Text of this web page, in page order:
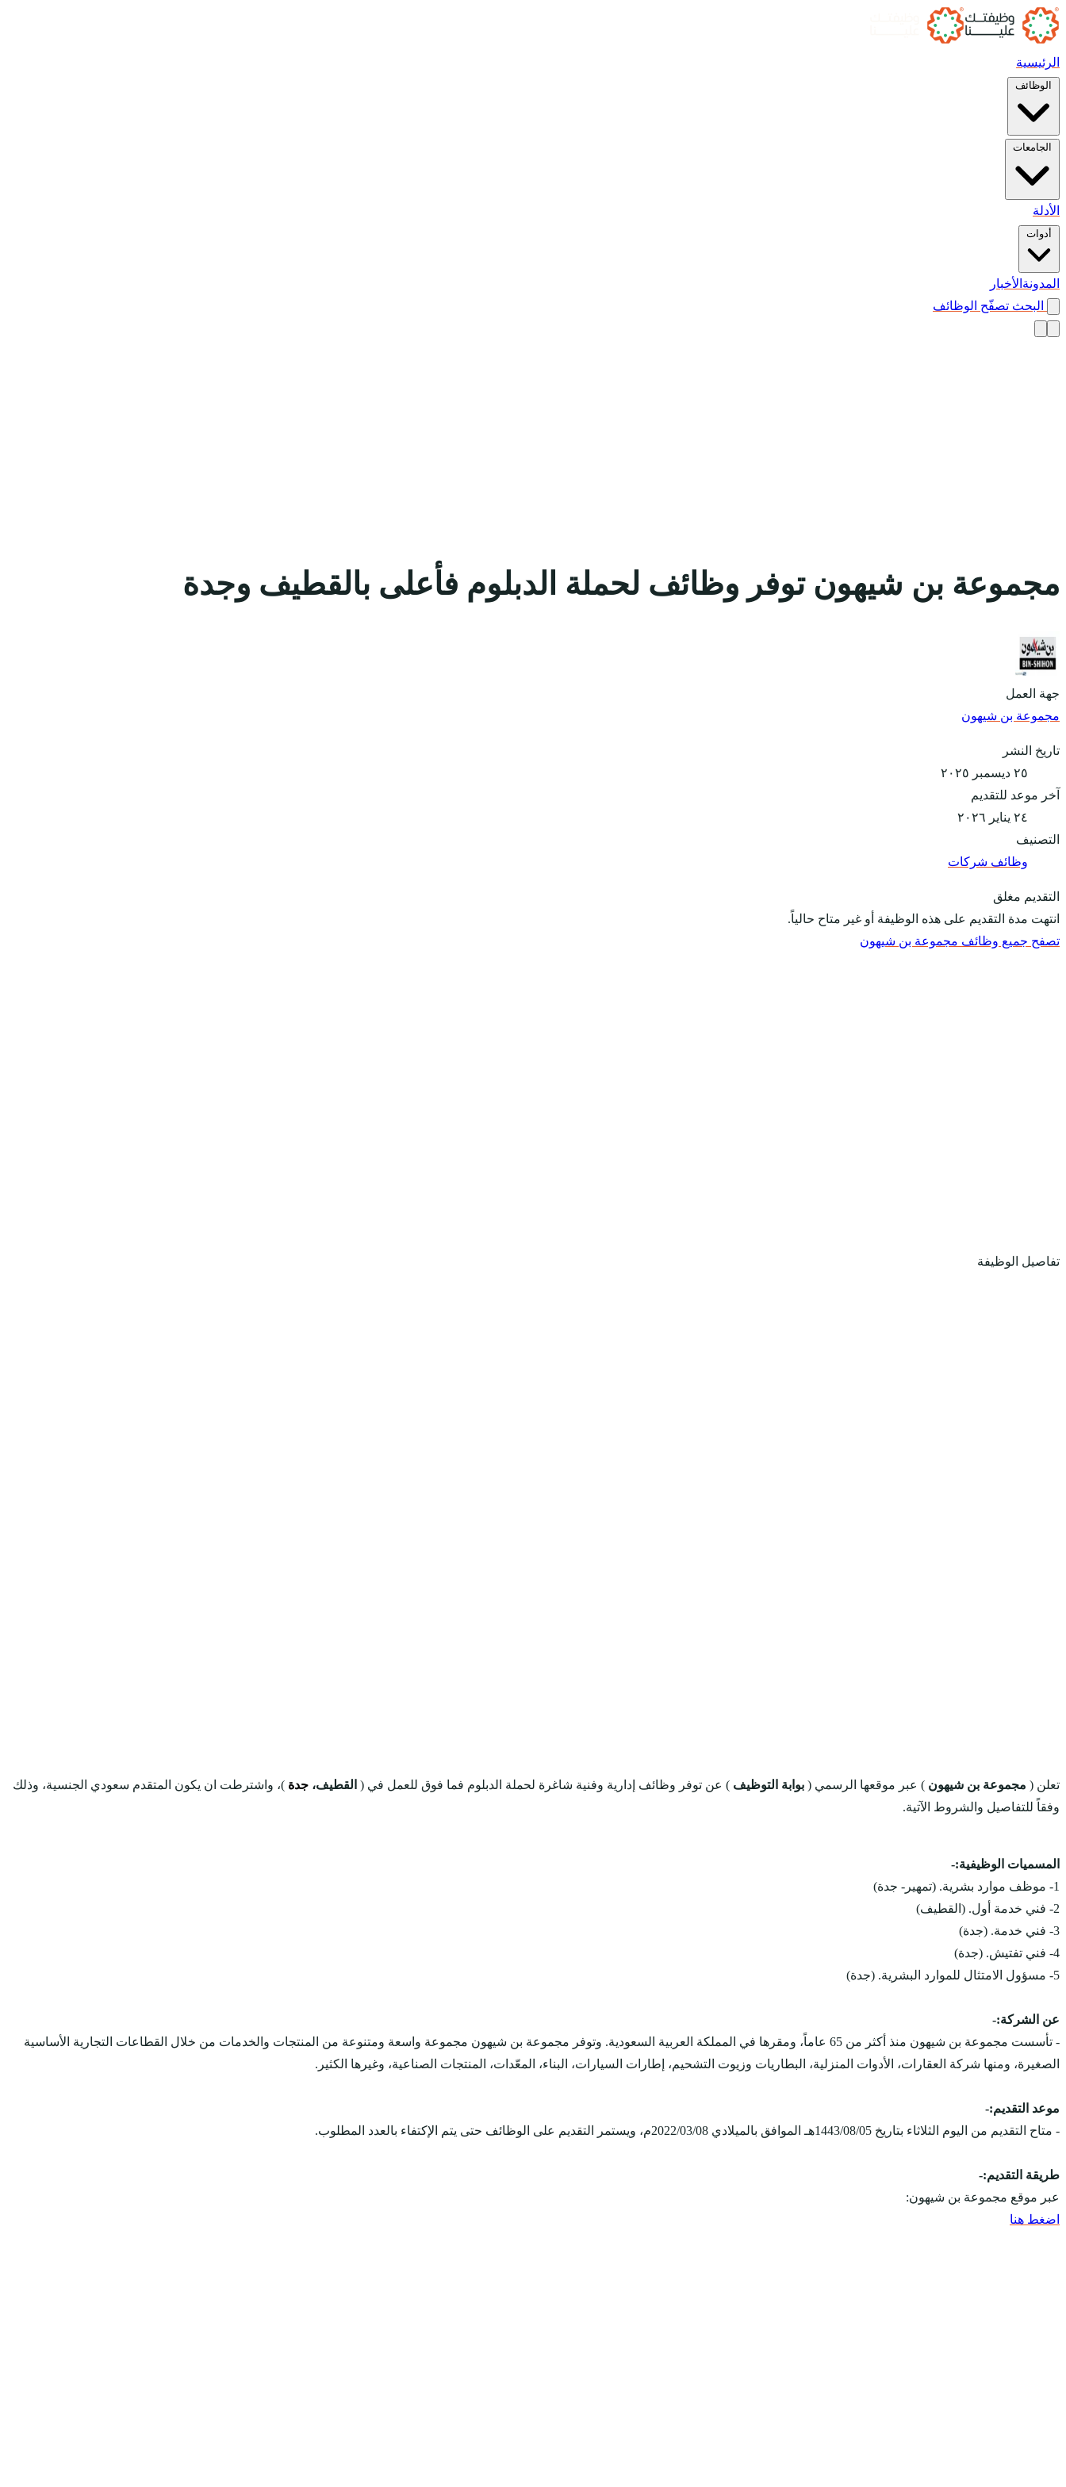
الرئيسية
الوظائف
الجامعات
الأدلة
أدوات
المدونة الأخبار
البحث تصفّح الوظائف
مجموعة بن شيهون توفر وظائف لحملة الدبلوم فأعلى بالقطيف وجدة
جهة العمل
مجموعة بن شيهون
تاريخ النشر
٢٥ ديسمبر ٢٠٢٥
آخر موعد للتقديم
٢٤ يناير ٢٠٢٦
التصنيف
وظائف شركات
التقديم مغلق
انتهت مدة التقديم على هذه الوظيفة أو غير متاح حالياً.
تصفح جميع وظائف مجموعة بن شيهون
تفاصيل الوظيفة
تعلن ( مجموعة بن شيهون ) عبر موقعها الرسمي ( بوابة التوظيف ) عن توفر وظائف إدارية وفنية شاغرة لحملة الدبلوم فما فوق للعمل في ( القطيف، جدة )، واشترطت ان يكون المتقدم سعودي الجنسية، وذلك
وفقاً للتفاصيل والشروط الآتية.
المسميات الوظيفية:-
1- موظف موارد بشرية. (تمهير- جدة)
2- فني خدمة أول. (القطيف)
3- فني خدمة. (جدة)
4- فني تفتيش. (جدة)
5- مسؤول الامتثال للموارد البشرية. (جدة)
عن الشركة:-
- تأسست مجموعة بن شيهون منذ أكثر من 65 عاماً، ومقرها في المملكة العربية السعودية. وتوفر مجموعة بن شيهون مجموعة واسعة ومتنوعة من المنتجات والخدمات من خلال القطاعات التجارية الأساسية
الصغيرة، ومنها شركة العقارات، الأدوات المنزلية، البطاريات وزيوت التشحيم، إطارات السيارات، البناء، المعّدات، المنتجات الصناعية، وغيرها الكثير.
موعد التقديم:-
- متاح التقديم من اليوم الثلاثاء بتاريخ 1443/08/05هـ الموافق بالميلادي 2022/03/08م، ويستمر التقديم على الوظائف حتى يتم الإكتفاء بالعدد المطلوب.
طريقة التقديم:-
عبر موقع مجموعة بن شيهون:
اضغط هنا